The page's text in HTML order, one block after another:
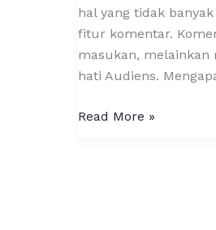
hal yang tidak
fitur komentar.
masukan,
hati Audiens.
di
Media
Sosial
Read More »